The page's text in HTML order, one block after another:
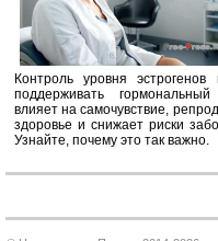
Контроль уровня эстрогенов
поддерживать
влияет на самочувствие,
здоровье и снижает риски
Узнайте, почему это так важно.